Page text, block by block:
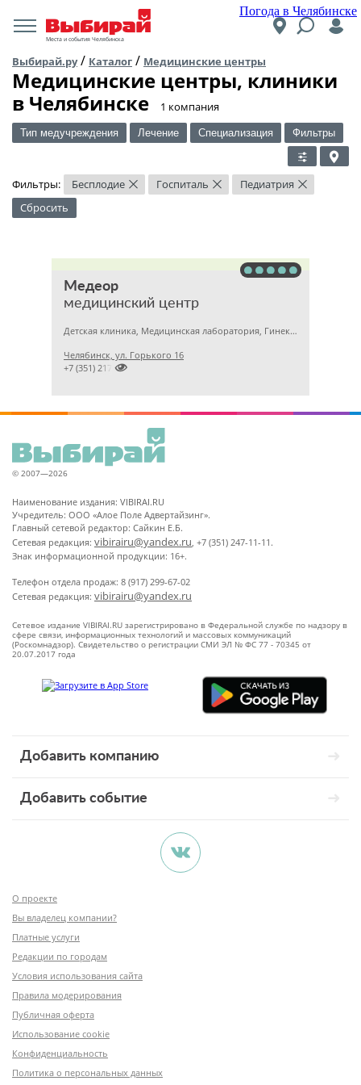
Погода в Челябинске
Места и события Челябинска
Выбирай.ру/ Каталог / Медицинские центры
Медицинские центры, клиники
в Челябинске
​1 компания
Тип медучреждения Лечение Специализация Фильтры
Фильтры: Бесплодие × Госпиталь × Педиатрия ×
Сбросить
Медеор
медицинский центр
Детская клиника, Медицинская лаборатория, Гинекология
Челябинск, ул. Горького 16

+7 (351) 2172376
© 2007—2026
Наименование издания: VIBIRAI.RU
Учредитель: ООО «Алое Поле Адвертайзинг».
Главный сетевой редактор: Сайкин Е.Б.
Сетевая редакция: vibirairu@yandex.ru, +7 (351) 247-11-11.
Знак информационной продукции: 16+.
Телефон отдела продаж: 8 (917) 299-67-02
Сетевая редакция: vibirairu@yandex.ru
Сетевое издание VIBIRAI.RU зарегистрировано в Федеральной службе по надзору в
сфере связи, информационных технологий и массовых коммуникаций
(Роскомнадзор). Свидетельство о регистрации СМИ ЭЛ № ФС 77 - 70345 от
20.07.2017 года
Добавить компанию
Добавить событие
О проекте
Вы владелец компании?
Платные услуги
Редакции по городам
Условия использования сайта
Правила модерирования
Публичная оферта
Использование cookie
Конфиденциальность
Политика о персональных данных